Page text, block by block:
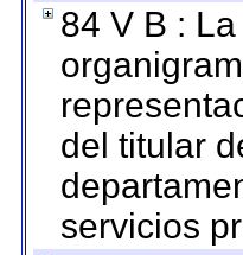
84 V B :
del titular
servicios